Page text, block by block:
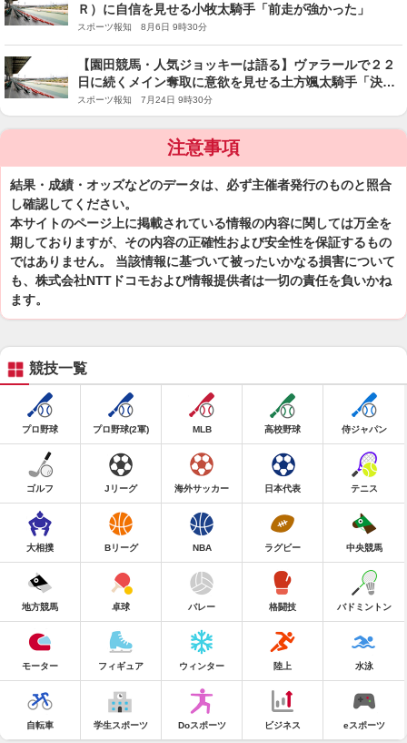
Ｒ）に自信を見せる小牧太騎手「前走が強かった」
スポーツ報知 8月6日 9時30分
【園田競馬・人気ジョッキーは語る】ヴァラールで２２
日に続くメイン奪取に意欲を見せる土方颯太騎手「決め
たい」
スポーツ報知 7月24日 9時30分
注意事項
結果・成績・オッズなどのデータは、必ず主催者発行のものと照合
し確認してください。
本サイトのページ上に掲載されている情報の内容に関しては万全を
期しておりますが、その内容の正確性および安全性を保証するもの
ではありません。 当該情報に基づいて被ったいかなる損害について
も、株式会社NTTドコモおよび情報提供者は一切の責任を負いかね
ます。
競技一覧
プロ野球 プロ野球(2軍) MLB 高校野球 侍ジャパン
ゴルフ Jリーグ 海外サッカー 日本代表 テニス
大相撲 Bリーグ NBA ラグビー 中央競馬
地方競馬 卓球 バレー 格闘技 バドミントン
モーター フィギュア ウィンター 陸上 水泳
自転車 学生スポーツ Doスポーツ ビジネス eスポーツ